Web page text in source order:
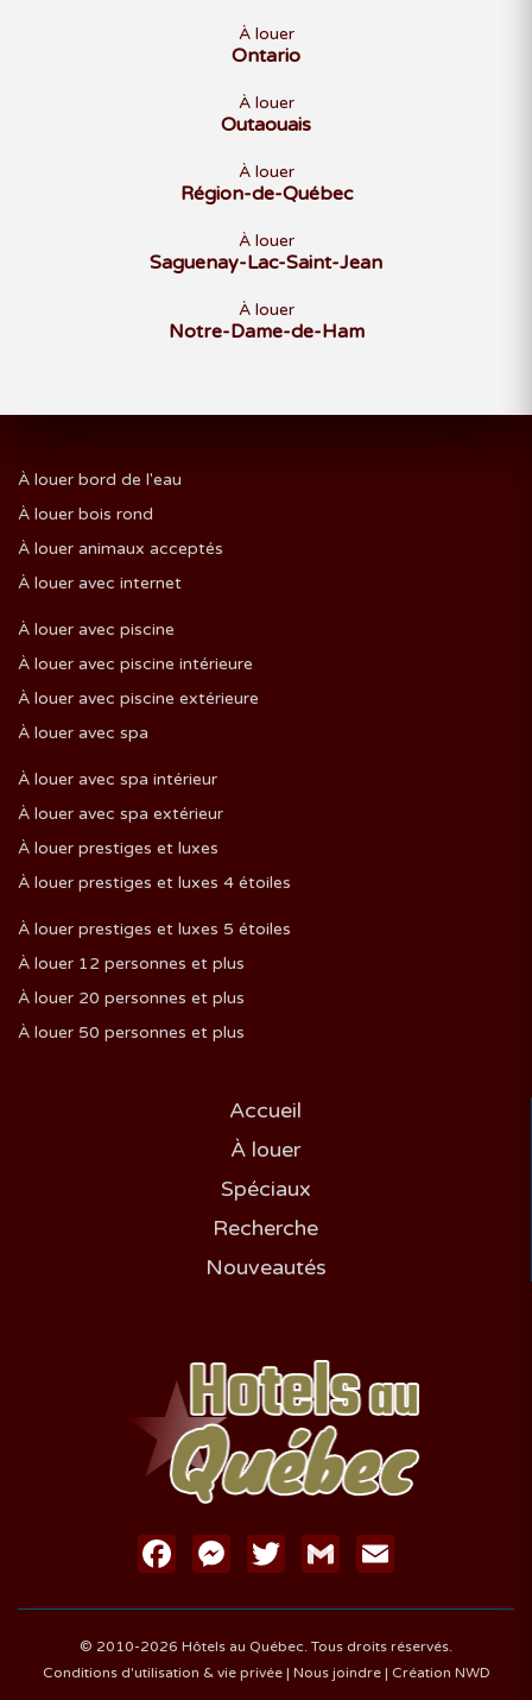
À louer
Ontario
À louer
Outaouais
À louer
Région-de-Québec
À louer
Saguenay-Lac-Saint-Jean
À louer
Notre-Dame-de-Ham
À louer bord de l'eau
À louer bois rond
À louer animaux acceptés
À louer avec internet
À louer avec piscine
À louer avec piscine intérieure
À louer avec piscine extérieure
À louer avec spa
À louer avec spa intérieur
À louer avec spa extérieur
À louer prestiges et luxes
À louer prestiges et luxes 4 étoiles
À louer prestiges et luxes 5 étoiles
À louer 12 personnes et plus
À louer 20 personnes et plus
À louer 50 personnes et plus
Accueil
À louer
Spéciaux
Recherche
Nouveautés
FacebookMessenger
Twitter Gmail
© 2010-2026 Hôtels au Québec. Tous droits réservés.
Conditions d'utilisation & vie privée| Nous joindre| Création NWD